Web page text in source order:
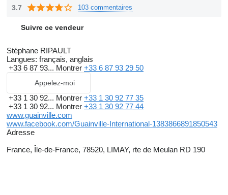
3.7 103 commentaires
Suivre ce vendeur
Stéphane RIPAULT
Langues: français, anglais
+33 6 87 93... Montrer +33 6 87 93 29 50
Appelez-moi
+33 1 30 92... Montrer +33 1 30 92 77 35
+33 1 30 92... Montrer +33 1 30 92 77 44
www.guainville.com
www.facebook.com/Guainville-International-1383866891850543
Adresse
France, Île-de-France, 78520, LIMAY, rte de Meulan RD 190